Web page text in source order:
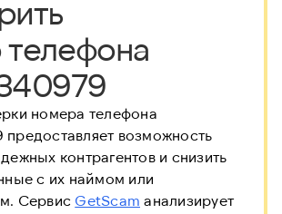
номера телефона
возможность
контрагентов и снизить
с их наймом или
Сервис GetScam анализирует